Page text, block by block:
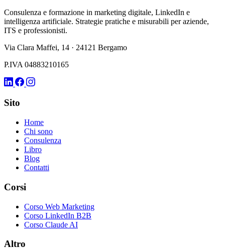
Consulenza e formazione in marketing digitale, LinkedIn e
intelligenza artificiale. Strategie pratiche e misurabili per aziende,
ITS e professionisti.
Via Clara Maffei, 14 · 24121 Bergamo
P.IVA 04883210165
Sito
Home
Chi sono
Consulenza
Libro
Blog
Contatti
Corsi
Corso Web Marketing
Corso LinkedIn B2B
Corso Claude AI
Altro